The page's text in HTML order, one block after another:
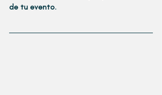
de tu evento.